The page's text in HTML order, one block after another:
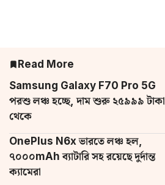
Read More
Samsung Galaxy F70 Pro 5G
পরশু লঞ্চ হচ্ছে, দাম শুরু ২৫৯৯৯ টাকা
থেকে
OnePlus N6x ভারতে লঞ্চ হল,
৭০০০mAh ব্যাটারি সহ রয়েছে দুর্দান্ত
ক্যামেরা